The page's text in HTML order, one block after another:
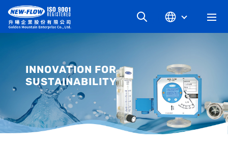
最新消息
知識文章
INNOVATION FOR
SUSTAINABILITY